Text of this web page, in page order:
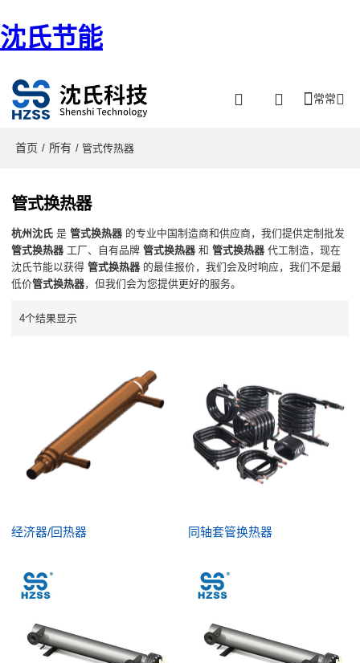
沈氏节能
常常
首页 / 所有 / 管式传热器
管式换热器
杭州沈氏 是管式换热器 的专业中国制造商和供应商，我们提供定制批发
管式换热器 工厂、自有品牌管式换热器 和管式换热器 代工制造，现在
沈氏节能以获得管式换热器 的最佳报价，我们会及时响应，我们不是最
低价管式换热器，但我们会为您提供更好的服务。
4个结果显示
经济器/回热器 同轴套管换热器